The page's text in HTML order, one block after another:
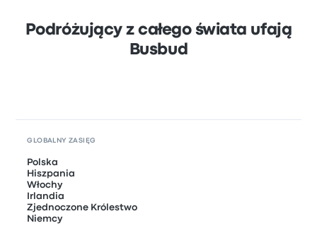
Podróżujący z całego świata ufają
Busbud
GLOBALNY ZASIĘG
Polska
Hiszpania
Włochy
Irlandia
Zjednoczone Królestwo
Niemcy